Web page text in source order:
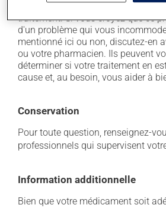
Chaque personne peut réagir
traitement. Si vous croyez que ce
d'un problème qui vous
mentionné ici ou non, discutez-en
ou votre pharmacien. Ils peuvent
déterminer si votre traitement en
cause et, au besoin, vous aider à
Conservation
Pour toute question, renseignez-
professionnels qui supervisent
Information additionnelle
Bien que votre médicament soit